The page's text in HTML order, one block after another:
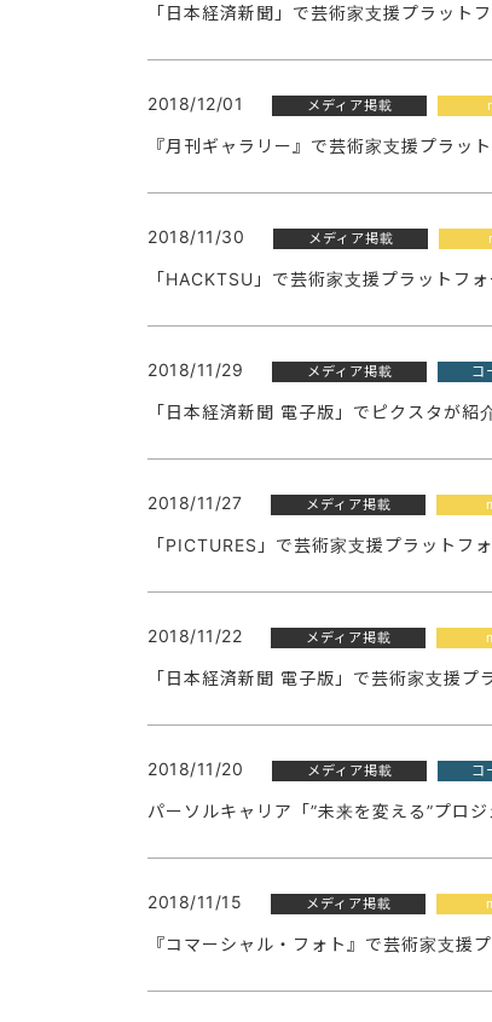
「日本経済新聞」で芸術家支援プラット
2018/12/01 メディア掲載
『月刊ギャラリー』で芸術家支援プラッ
2018/11/30 メディア掲載
「HACKTSU」で芸術家支援プラットフ
2018/11/29 メディア掲載 コ
「日本経済新聞 電子版」でピクスタが紹
2018/11/27 メディア掲載
「PICTURES」で芸術家支援プラットフ
2018/11/22 メディア掲載
「日本経済新聞 電子版」で芸術家支援
2018/11/20 メディア掲載 コ
パーソルキャリア「”未来を変える”プロ
2018/11/15 メディア掲載
『コマーシャル・フォト』で芸術家支援